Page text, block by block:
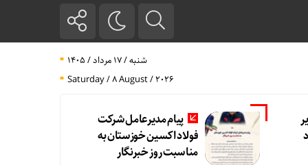
شنبه / ۱۷ مرداد / ۱۴۰۵
Saturday / 8 August / 2026
پیام مدیرعامل شرکت
فولاد اکسین خوزستان به
مناسبت روز خبرنگار